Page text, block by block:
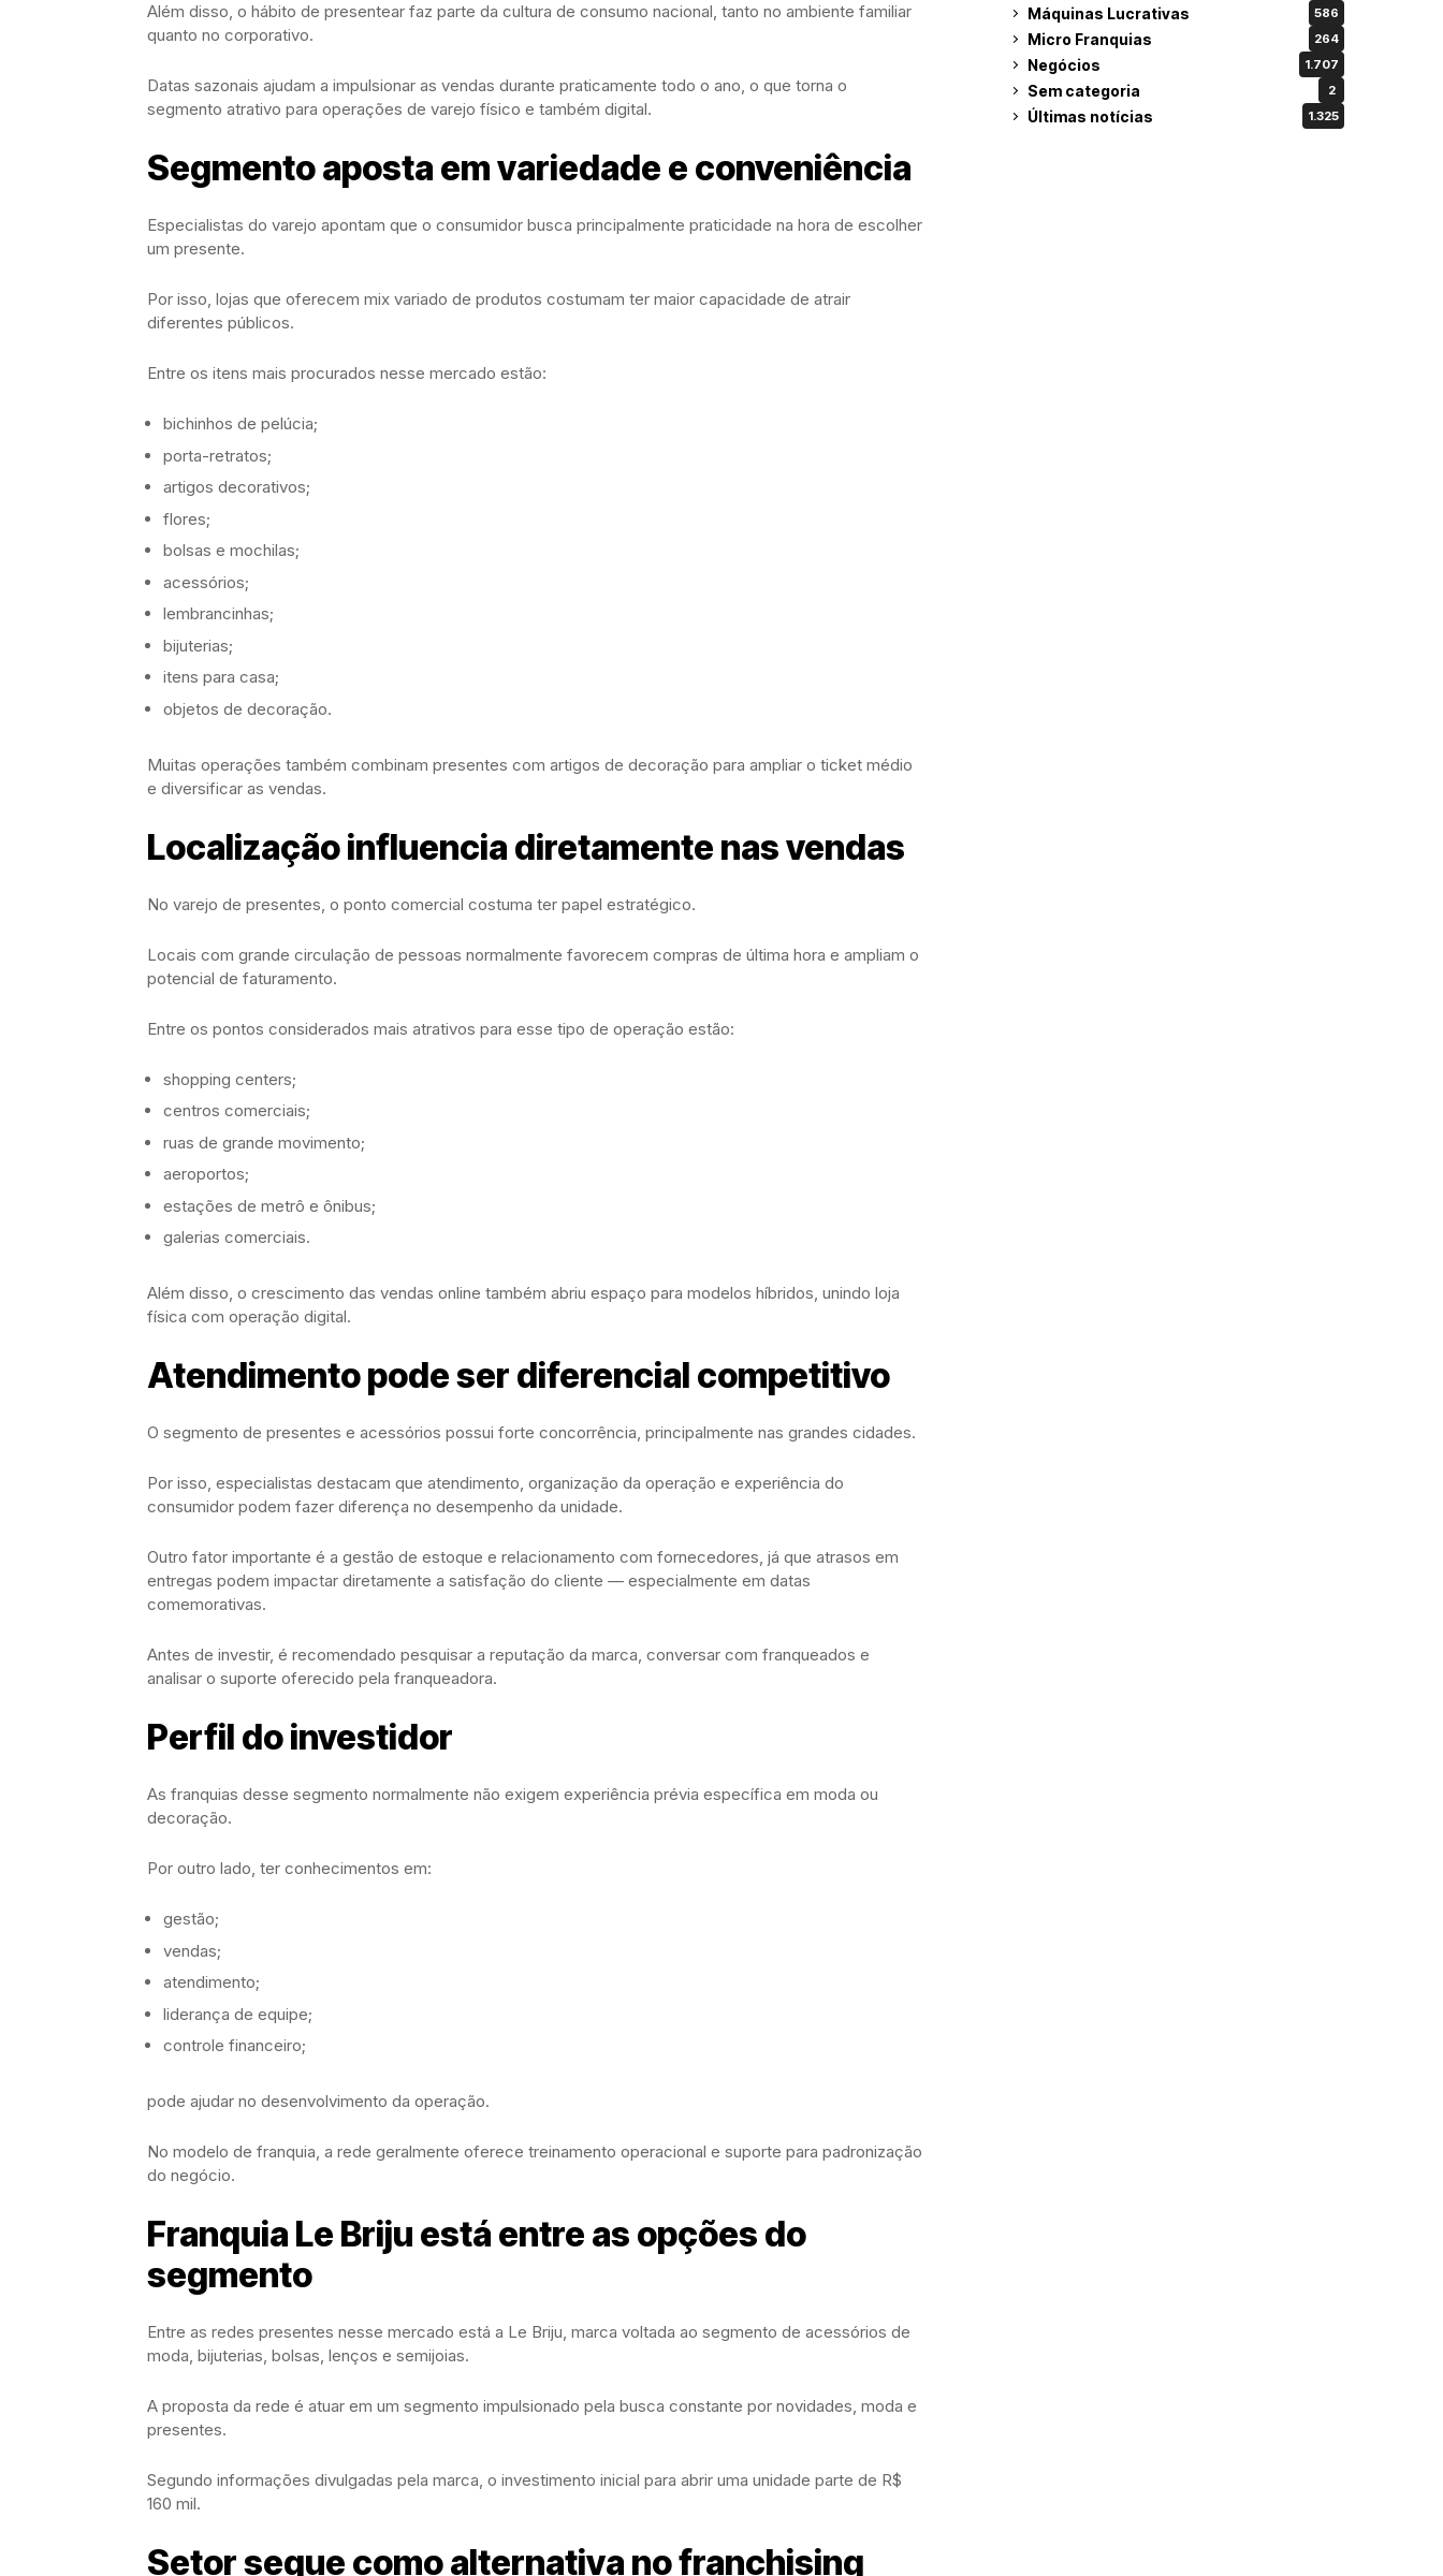
Além disso, o hábito de presentear faz parte da cultura de consumo nacional, tanto no ambiente familiar
quanto no corporativo.
Datas sazonais ajudam a impulsionar as vendas durante praticamente todo o ano, o que torna o
segmento atrativo para operações de varejo físico e também digital.
Segmento aposta em variedade e conveniência
Especialistas do varejo apontam que o consumidor busca principalmente praticidade na hora de escolher
um presente.
Por isso, lojas que oferecem mix variado de produtos costumam ter maior capacidade de atrair
diferentes públicos.
Entre os itens mais procurados nesse mercado estão:
bichinhos de pelúcia;
porta-retratos;
artigos decorativos;
flores;
bolsas e mochilas;
acessórios;
lembrancinhas;
bijuterias;
itens para casa;
objetos de decoração.
Muitas operações também combinam presentes com artigos de decoração para ampliar o ticket médio
e diversificar as vendas.
Localização influencia diretamente nas vendas
No varejo de presentes, o ponto comercial costuma ter papel estratégico.
Locais com grande circulação de pessoas normalmente favorecem compras de última hora e ampliam o
potencial de faturamento.
Entre os pontos considerados mais atrativos para esse tipo de operação estão:
shopping centers;
centros comerciais;
ruas de grande movimento;
aeroportos;
estações de metrô e ônibus;
galerias comerciais.
Além disso, o crescimento das vendas online também abriu espaço para modelos híbridos, unindo loja
física com operação digital.
Atendimento pode ser diferencial competitivo
O segmento de presentes e acessórios possui forte concorrência, principalmente nas grandes cidades.
Por isso, especialistas destacam que atendimento, organização da operação e experiência do
consumidor podem fazer diferença no desempenho da unidade.
Outro fator importante é a gestão de estoque e relacionamento com fornecedores, já que atrasos em
entregas podem impactar diretamente a satisfação do cliente — especialmente em datas
comemorativas.
Antes de investir, é recomendado pesquisar a reputação da marca, conversar com franqueados e
analisar o suporte oferecido pela franqueadora.
Perfil do investidor
As franquias desse segmento normalmente não exigem experiência prévia específica em moda ou
decoração.
Por outro lado, ter conhecimentos em:
gestão;
vendas;
atendimento;
liderança de equipe;
controle financeiro;
pode ajudar no desenvolvimento da operação.
No modelo de franquia, a rede geralmente oferece treinamento operacional e suporte para padronização
do negócio.
Franquia Le Briju está entre as opções do
segmento
Entre as redes presentes nesse mercado está a Le Briju, marca voltada ao segmento de acessórios de
moda, bijuterias, bolsas, lenços e semijoias.
A proposta da rede é atuar em um segmento impulsionado pela busca constante por novidades, moda e
presentes.
Segundo informações divulgadas pela marca, o investimento inicial para abrir uma unidade parte de R$
160 mil.
Setor segue como alternativa no franchising
Máquinas Lucrativas 586
Micro Franquias 264
Negócios 1.707
Sem categoria 2
Últimas notícias 1.325